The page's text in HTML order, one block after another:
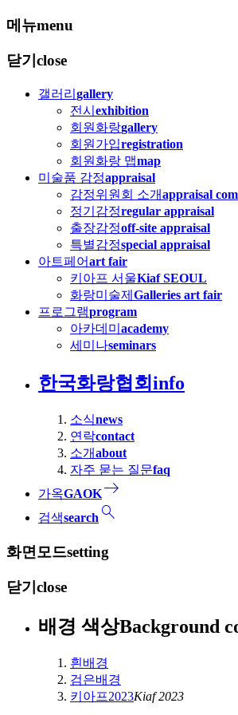
메뉴menu
닫기 close
갤러리 gallery
전시 exhibition
회원화랑gallery
회원가입registration
회원화랑 맵map
미술품 감정appraisal
감정위원회 소개appraisal
정기감정regular appraisal
출장감정off-site appraisal
특별감정special appraisal
아트페어art fair
키아프 서울Kiaf SEOUL
화랑미술제 Galleries art fair
프로그램program
아카데미 academy
세미나seminars
한국화랑협회info
소식news
연락contact
소개about
자주 묻는 질문faq
가옥GAOKeast
검색search search
화면모드setting
닫기 close
배경 색상Background
흰배경
검은배경
키아프2023Kiaf 2023